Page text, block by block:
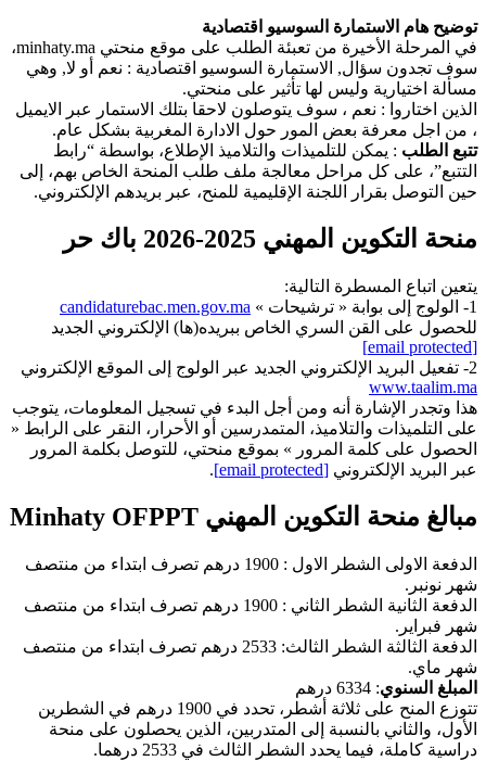
توضيح هام الاستمارة السوسيو اقتصادية
في المرحلة الأخيرة من تعبئة الطلب على موقع منحتي minhaty.ma،
سوف تجدون سؤال, الاستمارة السوسيو اقتصادية : نعم أو لا, وهي
مسألة اختيارية وليس لها تأثير على منحتي.
الذين اختاروا : نعم ، سوف يتوصلون لاحقا بتلك الاستمار عبر الايميل
، من اجل معرفة بعض المور حول الادارة المغربية بشكل عام.
تتبع الطلب : يمكن للتلميذات والتلاميذ الإطلاع، بواسطة “رابط
التتبع”، على كل مراحل معالجة ملف طلب المنحة الخاص بهم، إلى
حين التوصل بقرار اللجنة الإقليمية للمنح، عبر بريدهم الإلكتروني.
منحة التكوين المهني 2025-2026 باك حر
يتعين اتباع المسطرة التالية:
1- الولوج إلى بوابة « ترشيحات »
candidaturebac.men.gov.ma
للحصول على القن السري الخاص ببريده(ها) الإلكتروني الجديد
[email protected]
2- تفعيل البريد الإلكتروني الجديد عبر الولوج إلى الموقع الإلكتروني
www.taalim.ma
هذا وتجدر الإشارة أنه ومن أجل البدء في تسجيل المعلومات، يتوجب
على التلميذات والتلاميذ، المتمدرسين أو الأحرار، النقر على الرابط «
الحصول على كلمة المرور » بموقع منحتي، للتوصل بكلمة المرور
عبر البريد الإلكتروني [email protected]
.
مبالغ منحة التكوين المهني Minhaty OFPPT
الدفعة الاولى الشطر الاول : 1900 درهم تصرف ابتداء من منتصف
شهر نونبر.
الدفعة الثانية الشطر الثاني : 1900 درهم تصرف ابتداء من منتصف
شهر فبراير.
الدفعة الثالثة الشطر الثالث: 2533 درهم تصرف ابتداء من منتصف
شهر ماي.
المبلغ السنوي: 6334 درهم
تتوزع المنح على ثلاثة أشطر، تحدد في 1900 درهم في الشطرين
الأول، والثاني بالنسبة إلى المتدربين، الذين يحصلون على منحة
دراسية كاملة، فيما يحدد الشطر الثالث في 2533 درهما.